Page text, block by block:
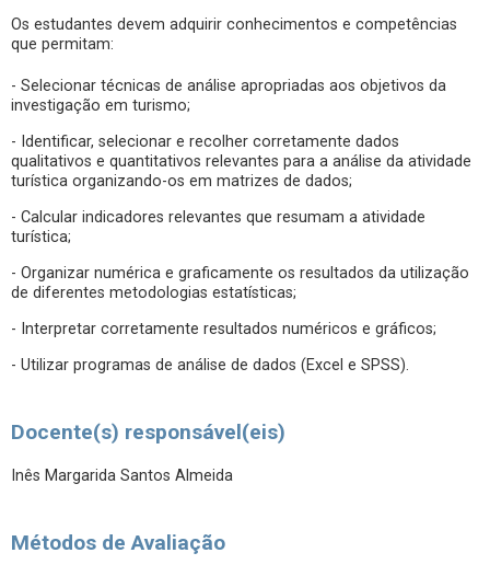
Os estudantes devem adquirir conhecimentos e competências
que permitam:
- Selecionar técnicas de análise apropriadas aos objetivos da
investigação em turismo;
- Identificar, selecionar e recolher corretamente dados
qualitativos e quantitativos relevantes para a análise da atividade
turística organizando-os em matrizes de dados;
- Calcular indicadores relevantes que resumam a atividade
turística;
- Organizar numérica e graficamente os resultados da utilização
de diferentes metodologias estatísticas;
- Interpretar corretamente resultados numéricos e gráficos;
- Utilizar programas de análise de dados (Excel e SPSS).
Docente(s) responsável(eis)
Inês Margarida Santos Almeida
Métodos de Avaliação